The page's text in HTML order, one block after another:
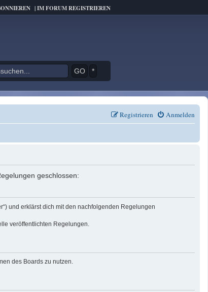
|IM FORUM REGISTRIEREN
*
Anmelden
Registrieren
geschlossen:
und erklärst dich mit den nachfolgenden Regelungen
veröffentlichten Regelungen.
des Boards zu nutzen.